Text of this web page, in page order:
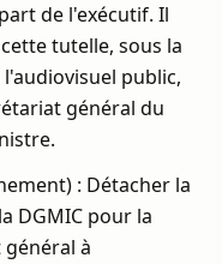
de l'exécutif. Il
tutelle, sous la
public,
général du
: Détacher la
DGMIC pour la
à